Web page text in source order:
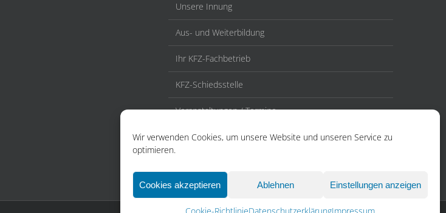
Wir verwenden Cookies, um unsere Website und unseren Service zu
optimieren.
Cookies akzeptieren Ablehnen Einstellungen anzeigen
Unsere Innung
Aus- und Weiterbildung
Ihr KFZ-Fachbetrieb
KFZ-Schiedsstelle
Veranstaltungen / Termine
Aktuelles